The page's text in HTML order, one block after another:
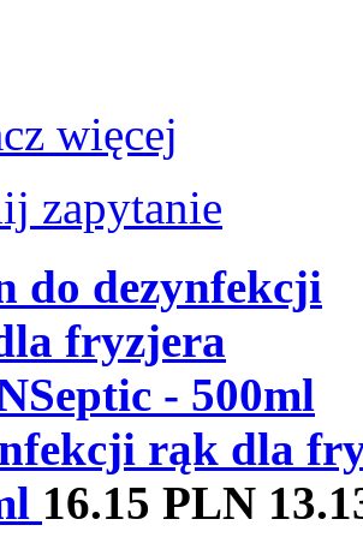
więcej
zapytanie
rąk dla
16.15 PLN